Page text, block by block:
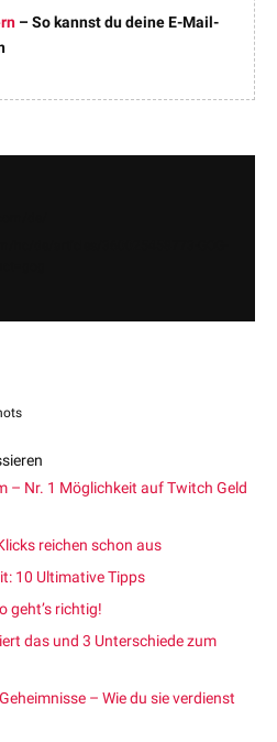
– So kannst du deine E-Mail-
– Nr. 1 Möglichkeit auf Twitch Geld
reichen schon aus
10 Ultimative Tipps
geht’s richtig!
das und 3 Unterschiede zum
– Wie du sie verdienst